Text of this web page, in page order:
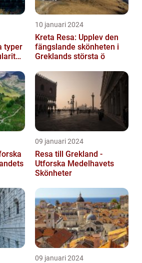
typer
10 januari 2024
Kreta Resa: Upplev den
fängslande skönheten i
Greklands största ö
09 januari 2024
Resa till Grekland -
Utforska Medelhavets
Skönheter
09 januari 2024